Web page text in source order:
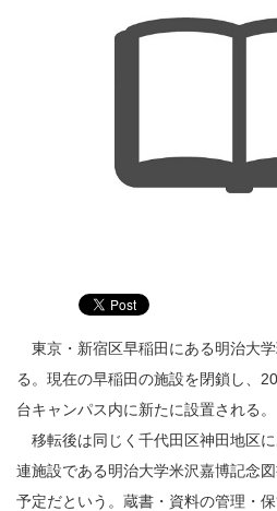
東京・新宿区早稲田にある明治大
る。現在の早稲田の施設を閉鎖し、
台キャンパス内に新たに設置される。
移転後は同じく千代田区神田地区
連施設である明治大学米沢嘉博記念
予定だという。蔵書・資料の管理・